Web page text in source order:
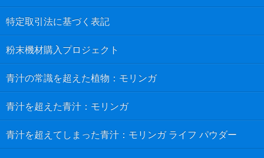
特定取引法に基づく表記
粉末機材購入プロジェクト
青汁の常識を超えた植物：モリンガ
青汁を超えた青汁：モリンガ
青汁を超えてしまった青汁：モリンガ ライフ パウダー